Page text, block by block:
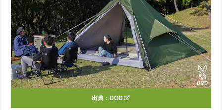
出典： DOD